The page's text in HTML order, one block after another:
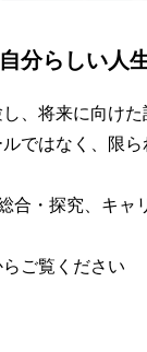
分らしい人
、将来に向け
ではなく、限
合・探究、キャ
ご覧ください